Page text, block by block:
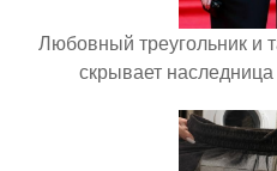
Любовный треугольник и
скрывает